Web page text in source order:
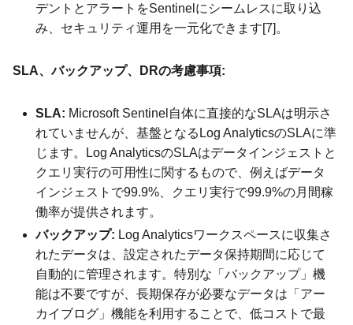
デントとアラートをSentinelにシームレスに取り込
み、セキュリティ運用を一元化できます[7]。
SLA、バックアップ、DRの考慮事項:
SLA: Microsoft Sentinel自体に直接的なSLAは明示さ
れていませんが、基盤となるLog AnalyticsのSLAに準
じます。Log AnalyticsのSLAはデータインジェストと
クエリ実行の可用性に関するもので、例えばデータ
インジェストで99.9%、クエリ実行で99.9%の月間稼
働率が提供されます。
バックアップ: Log Analyticsワークスペースに収集さ
れたデータは、設定されたデータ保持期間に応じて
自動的に管理されます。特別な「バックアップ」機
能は不要ですが、長期保存が必要なデータは「アー
カイブログ」機能を利用することで、低コストで最